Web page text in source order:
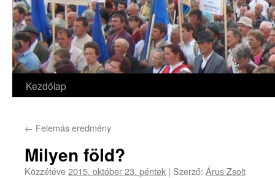
Kilépés
tartalomba
Kezdőlap
← Felemás eredmény
Milyen föld?
Közzétéve2015. október 23. péntek | Szerző: Árus Zsolt